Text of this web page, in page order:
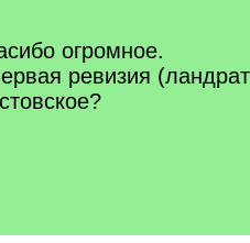
огромное.
ревизия